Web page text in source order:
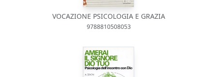
VOCAZIONE PSICOLOGIA E GRAZIA
9788810508053